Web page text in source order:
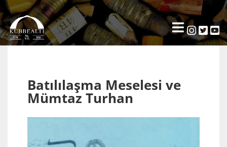
Batılılaşma Meselesi ve
Mümtaz Turhan